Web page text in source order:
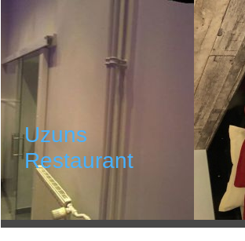
Uzuns
Restaurant